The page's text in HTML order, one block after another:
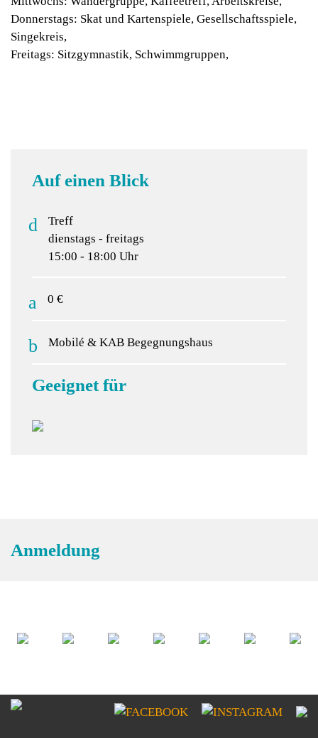
Donnerstags: Skat und Kartenspiele, Gesellschaftsspiele,
Singekreis,
Freitags: Sitzgymnastik, Schwimmgruppen,
Auf einen Blick
Treff
dienstags - freitags
15:00 - 18:00 Uhr
0 €
Mobilé & KAB Begegnungshaus
Geeignet für
Anmeldung